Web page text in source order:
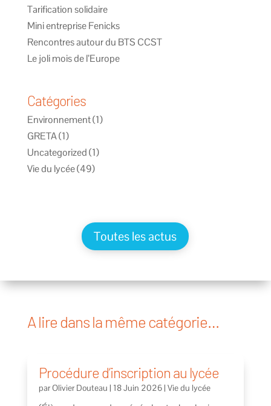
Tarification solidaire
Mini entreprise Fenicks
Rencontres autour du BTS CCST
Le joli mois de l’Europe
Catégories
Environnement(1)
GRETA(1)
Uncategorized(1)
Vie du lycée(49)
Toutes les actus
A lire dans la même catégorie…
Procédure d’inscription au lycée
parOlivier Douteau | 18 Juin 2026| Vie du lycée